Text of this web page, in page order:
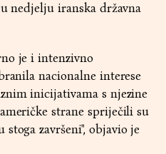
nedjelju iranska državna
je i intenzivno
nacionalne interese
inicijativama s njezine
strane spriječili su
završeni", objavio je